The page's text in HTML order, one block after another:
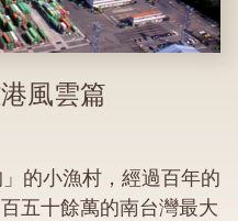
風雲篇
的小漁村，經過百年的
五十餘萬的南台灣最大